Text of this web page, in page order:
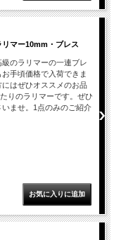
マー10mm・ブレス
のラリマーの一連ブレ
手頃価格で入荷できま
はぜひオススメのお品
りのラリマーです。ぜひ
ませ。1点のみのご紹介